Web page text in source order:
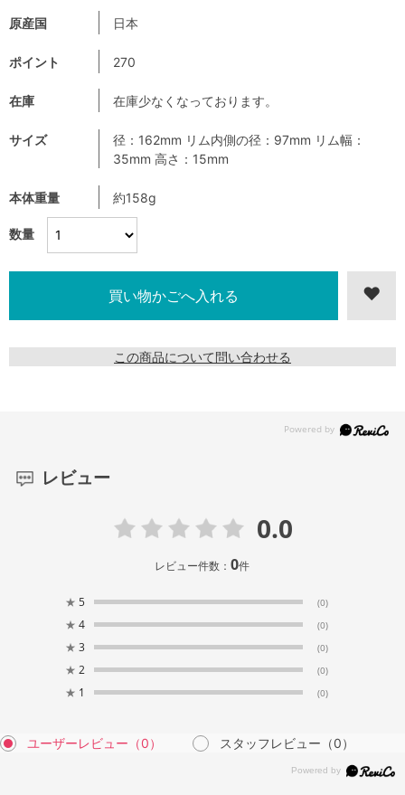
数量
原産国 日本
ポイント 270
在庫 在庫少なくなっております。
サイズ
径：162mm リム内側の径：97mm リム幅：
35mm 高さ：15mm
本体重量 約158g
この商品について問い合わせる
レビュー
0.0
レビュー件数：0件
★ 5 (0)
★ 4 (0)
★ 3 (0)
★ 2 (0)
★ 1 (0)
ユーザーレビュー （0） スタッフレビュー （0）